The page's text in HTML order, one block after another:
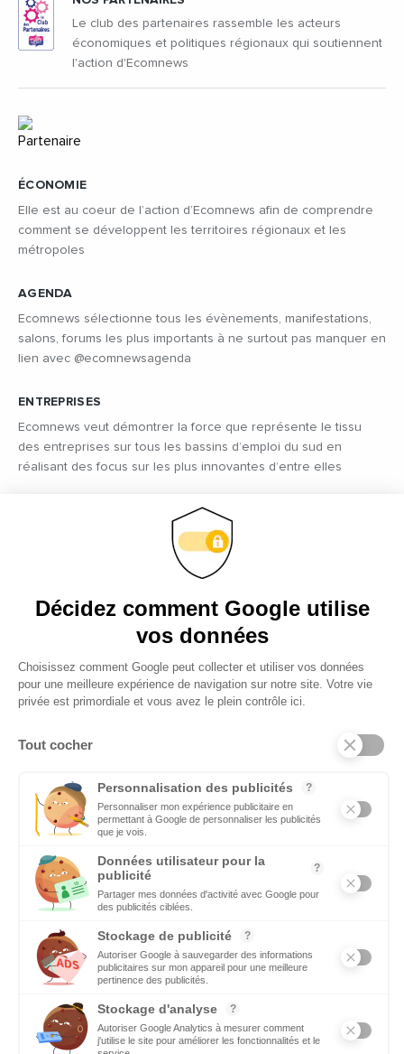
ÉCONOMIE
Elle est au coeur de l’action d’Ecomnews afin de comprendre
comment se développent les territoires régionaux et les
métropoles
AGENDA
Ecomnews sélectionne tous les évènements, manifestations,
salons, forums les plus importants à ne surtout pas manquer en
lien avec @ecomnewsagenda
ENTREPRISES
Ecomnews veut démontrer la force que représente le tissu
des entreprises sur tous les bassins d’emploi du sud en
réalisant des focus sur les plus innovantes d’entre elles
Retrouvez tous les reportages et interviews de terrain réalisés
par nos journalistes professionnels sur les acteurs régionaux
EMPLOI
C’est une priorité pour Ecomnews d’aider les personnes qui
recherchent un emploi ou une formation. Retrouvez aussi les
offres d’emploi des entreprises
Quels sont les décideurs qui font l’actualité économique et
Le club des partenaires rassemble les acteurs
économiques et politiques régionaux qui soutiennent
l'action d'Ecomnews
Copyright © 2026 - Tous droits réservés
Qui sommes-nous ?
Contact
Conditions générales d’utilisation
EcomNews recrute